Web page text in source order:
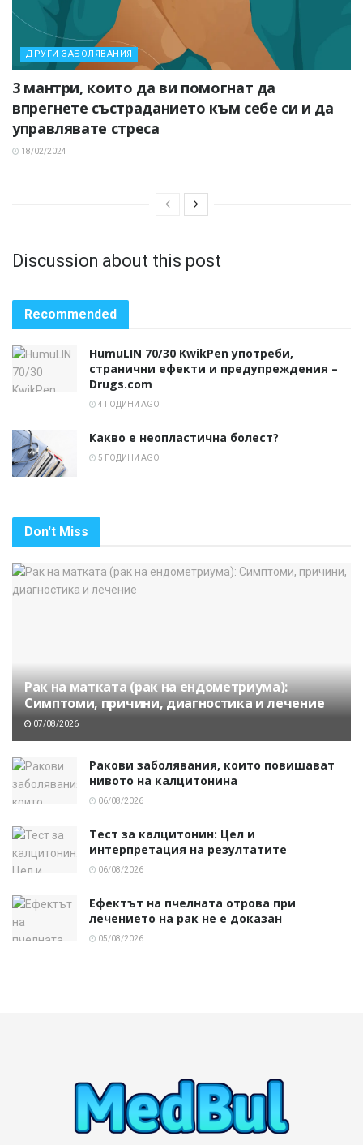
ДРУГИ ЗАБОЛЯВАНИЯ
3 мантри, които да ви помогнат да
впрегнете състраданието към себе си и да
управлявате стреса
18/02/2024
Discussion about this post
Recommended
HumuLIN 70/30 KwikPen употреби,
странични ефекти и предупреждения –
Drugs.com
4 ГОДИНИ AGO
Какво е неопластична болест?
5 ГОДИНИ AGO
Don't Miss
Рак на матката (рак на ендометриума):
Симптоми, причини, диагностика и лечение
07/08/2026
Ракови заболявания, които повишават
нивото на калцитонина
06/08/2026
Тест за калцитонин: Цел и
интерпретация на резултатите
06/08/2026
Ефектът на пчелната отрова при
лечението на рак не е доказан
05/08/2026